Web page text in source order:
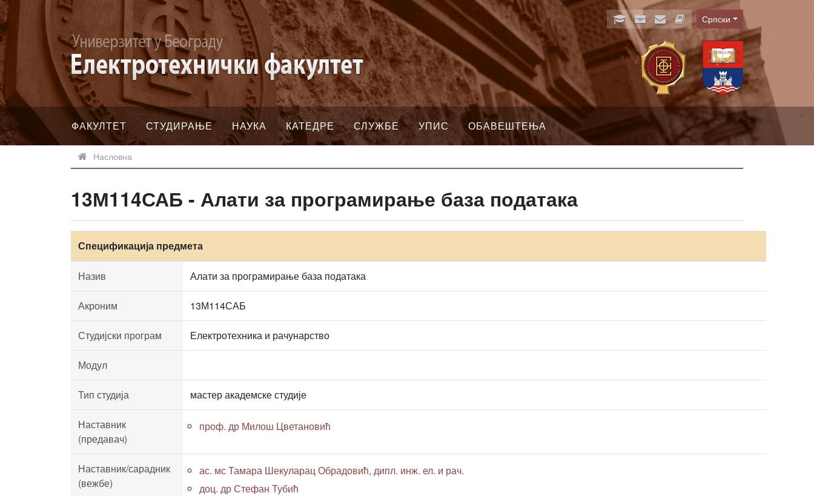
Language
Српски
ФАКУЛТЕТ СТУДИРАЊЕ НАУКА КАТЕДРЕ СЛУЖБЕ УПИС ОБАВЕШТЕЊА
Насловна
13М114САБ - Алати за програмирање база података
Спецификација предмета
Назив Алати за програмирање база података
Акроним 13М114САБ
Студијски програм Електротехника и рачунарство
Модул
Тип студија мастер академске студије
Наставник
(предавач)
проф. др Милош Цветановић
Наставник/сарадник
(вежбе)
ас. мс Тамара Шекуларац Обрадовић, дипл. инж. ел. и рач.
доц. др Стефан Тубић